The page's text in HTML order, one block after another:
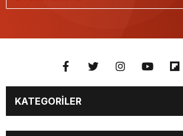
KATEGORİLER
GÜNDEM DÜNYA